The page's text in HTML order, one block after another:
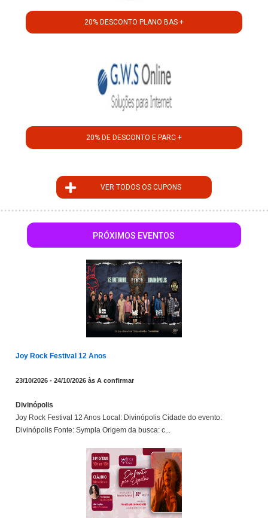
20% DESCONTO PLANO BAS +
20% DE DESCONTO E PARC +
VER TODOS OS CUPONS
PRÓXIMOS EVENTOS
Joy Rock Festival 12 Anos
23/10/2026 - 24/10/2026 às A confirmar
Divinópolis
Joy Rock Festival 12 Anos Local: Divinópolis Cidade do evento:
Divinópolis Fonte: Sympla Origem da busca: c...